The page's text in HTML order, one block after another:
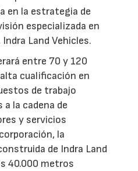
en la estrategia de
especializada en
Land Vehicles.
entre 70 y 120
cualificación en
de trabajo
la cadena de
y servicios
la
de Indra Land
40.000 metros